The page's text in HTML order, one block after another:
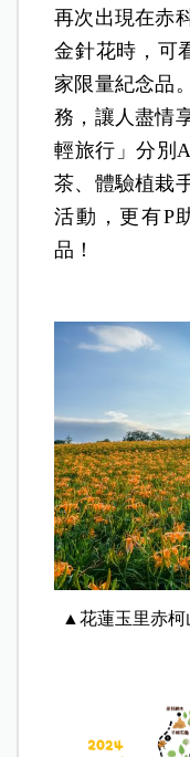
再次出現在赤
金針花時，可
家限量紀念品
務，讓人盡情
輕旅行」分別
茶、體驗植栽
活動，更有P
品！
▲花蓮玉里赤柯